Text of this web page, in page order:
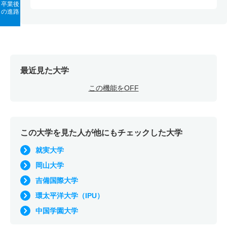
卒業後
の進路
最近見た大学
この機能をOFF
この大学を見た人が他にもチェックした大学
就実大学
岡山大学
吉備国際大学
環太平洋大学（IPU）
中国学園大学